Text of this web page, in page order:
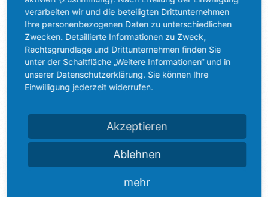
UNSERE KONTAKTDATEN
Blue Concept GmbH
verarbeiten wir und die beteiligten Drittunternehmen
Ihre personenbezogenen Daten zu unterschiedlichen
Zwecken. Detaillierte Informationen zu Zweck,
Rechtsgrundlage und Drittunternehmen finden Sie
unter der Schaltfläche „Weitere Informationen“ und in
unserer Datenschutzerklärung. Sie können Ihre
Einwilligung jederzeit widerrufen.
Akzeptieren
Ablehnen
mehr